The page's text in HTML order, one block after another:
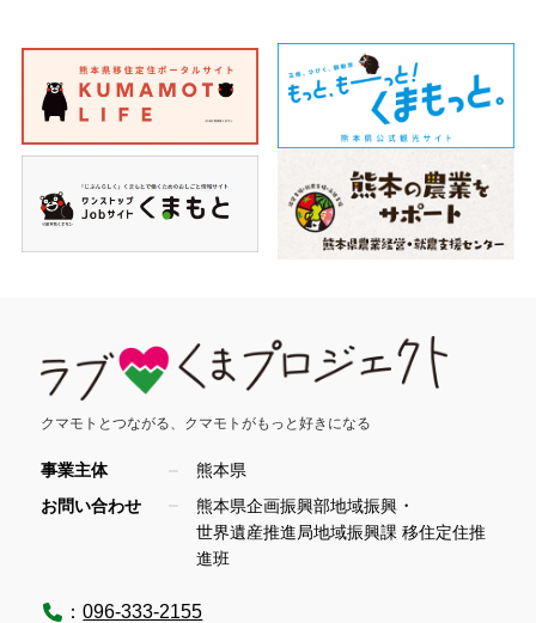
クマモトとつながる、 クマモトがもっと好きになる
事業主体
熊本県
お問い合わせ
熊本県企画振興部地域振興 ・
世界遺産推進局地域振興課 移住定住推
進班
：096-333-2155